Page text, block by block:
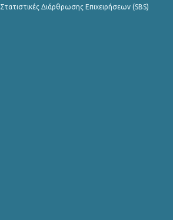
Στατιστικές Διάρθρωσης Επιχειρήσεων (SBS)